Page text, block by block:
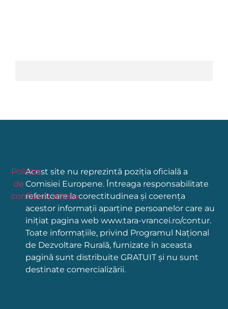
Acest site nu reprezintă poziția oficială a
Comisiei Europene. Întreaga responsabilitate
referitoare la corectitudinea și coerența
acestor informații aparține persoanelor care au
inițiat pagina web www.tara-vrancei.ro/contur.
Toate informațiile, privind Programul Național
de Dezvoltare Rurală, furnizate în aceasta
pagină sunt distribuite GRATUIT și nu sunt
destinate comercializării.
Politica
de
confidențialitate